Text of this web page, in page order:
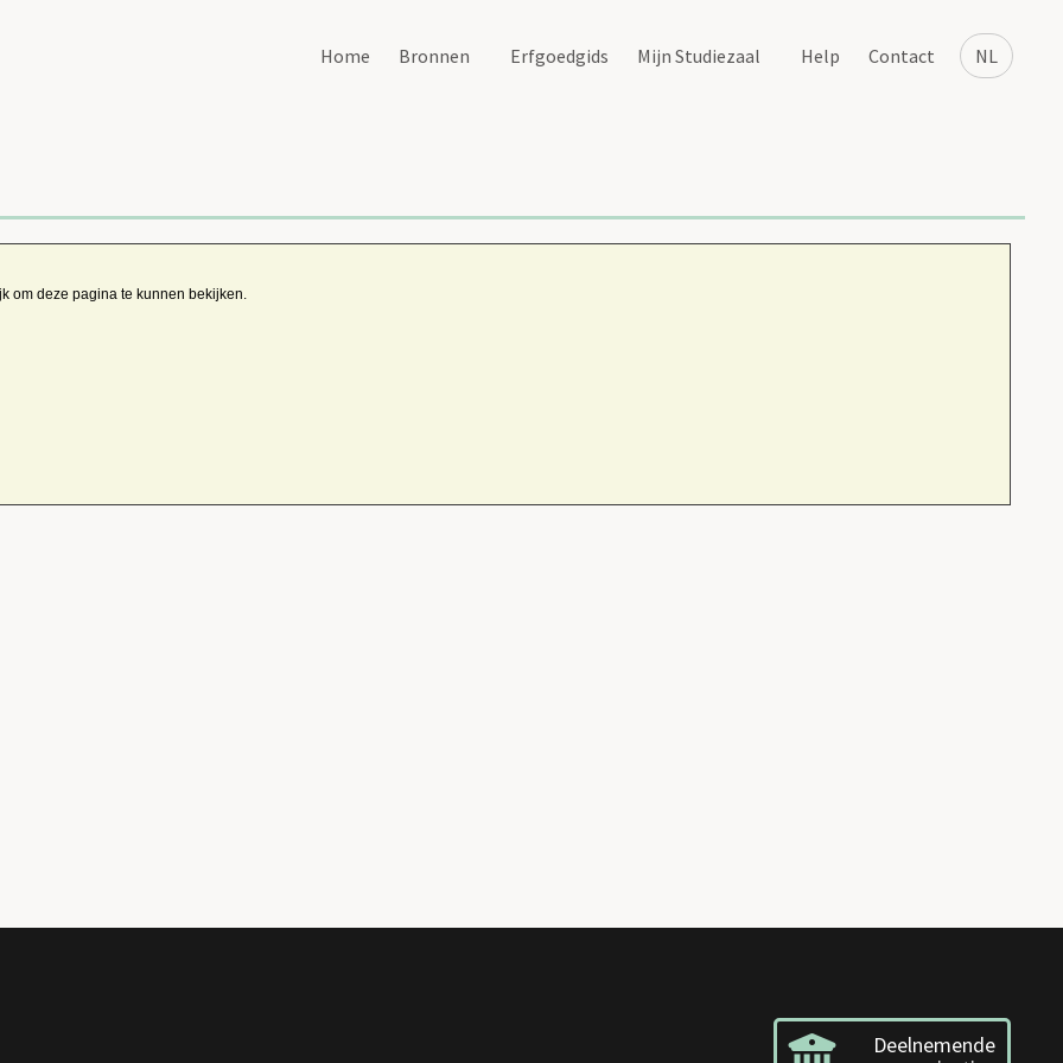
NL
Home Bronnen Erfgoedgids Mijn Studiezaal Help Contact
om deze pagina te kunnen bekijken.
Deelnemende